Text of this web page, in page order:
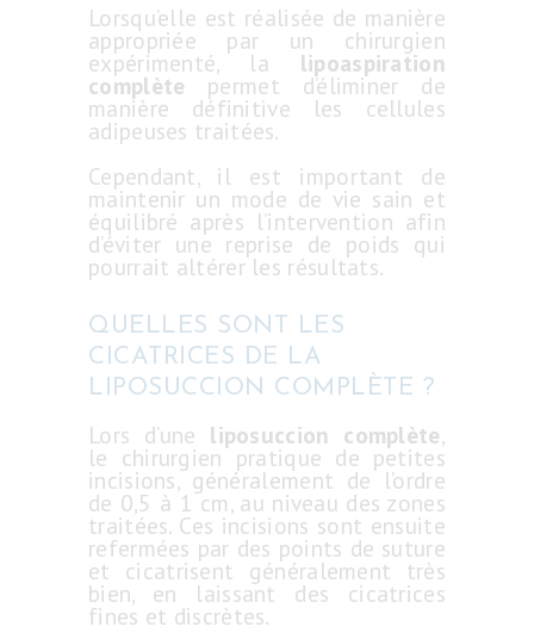
Lorsqu’elle est réalisée de manière
appropriée par un chirurgien
expérimenté, la lipoaspiration
complète permet d’éliminer de
manière définitive les cellules
adipeuses traitées.
Cependant, il est important de
maintenir un mode de vie sain et
équilibré après l’intervention afin
d’éviter une reprise de poids qui
pourrait altérer les résultats.
QUELLES SONT LES
CICATRICES DE LA
LIPOSUCCION COMPLÈTE ?
Lors d’une liposuccion complète,
le chirurgien pratique de petites
incisions, généralement de l’ordre
de 0,5 à 1 cm, au niveau des zones
traitées. Ces incisions sont ensuite
refermées par des points de suture
et cicatrisent généralement très
bien, en laissant des cicatrices
fines et discrètes.